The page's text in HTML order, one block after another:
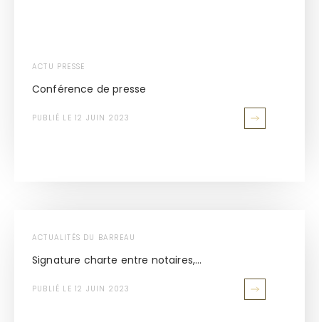
ACTU PRESSE
Conférence de presse
PUBLIÉ LE 12 JUIN 2023
ACTUALITÉS DU BARREAU
Signature charte entre notaires,...
PUBLIÉ LE 12 JUIN 2023